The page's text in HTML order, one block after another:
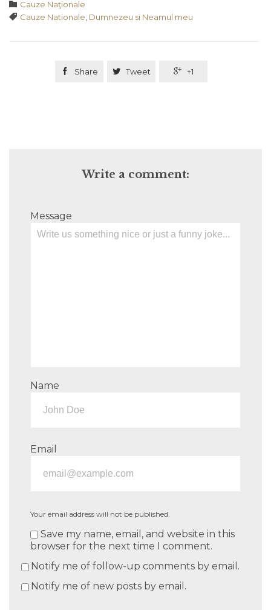
 Category
Cauze Naţionale
 Tags
Cauze Nationale Dumnezeu si Neamul meu
 Share  Tweet  +1
Write a comment:
Message
Name
Email
Your email address will not be published.
Save my name, email, and website in this
browser for the next time I comment.
Notify me of follow-up comments by email.
Notify me of new posts by email.